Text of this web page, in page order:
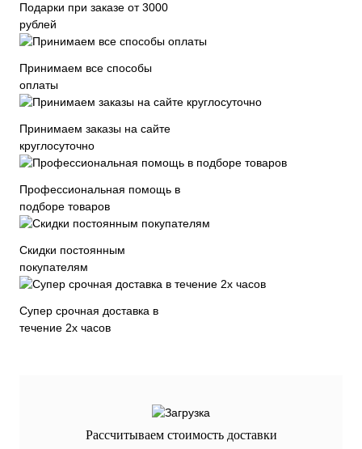
Подарки при заказе от 3000
рублей
Принимаем все способы
оплаты
Принимаем заказы на сайте
круглосуточно
Профессиональная помощь в
подборе товаров
Скидки постоянным
покупателям
Супер срочная доставка в
течение 2х часов
Рассчитываем стоимость доставки